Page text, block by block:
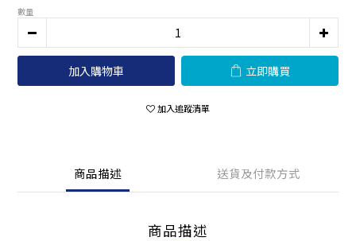
數量
加入購物車 立即購買
加入追蹤清單
商品描述 送貨及付款方式
商品描述